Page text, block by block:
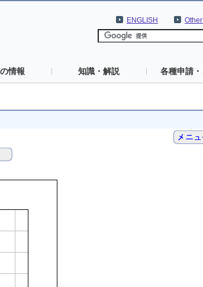
ENGLISH
情報 知識・解説 各種申請